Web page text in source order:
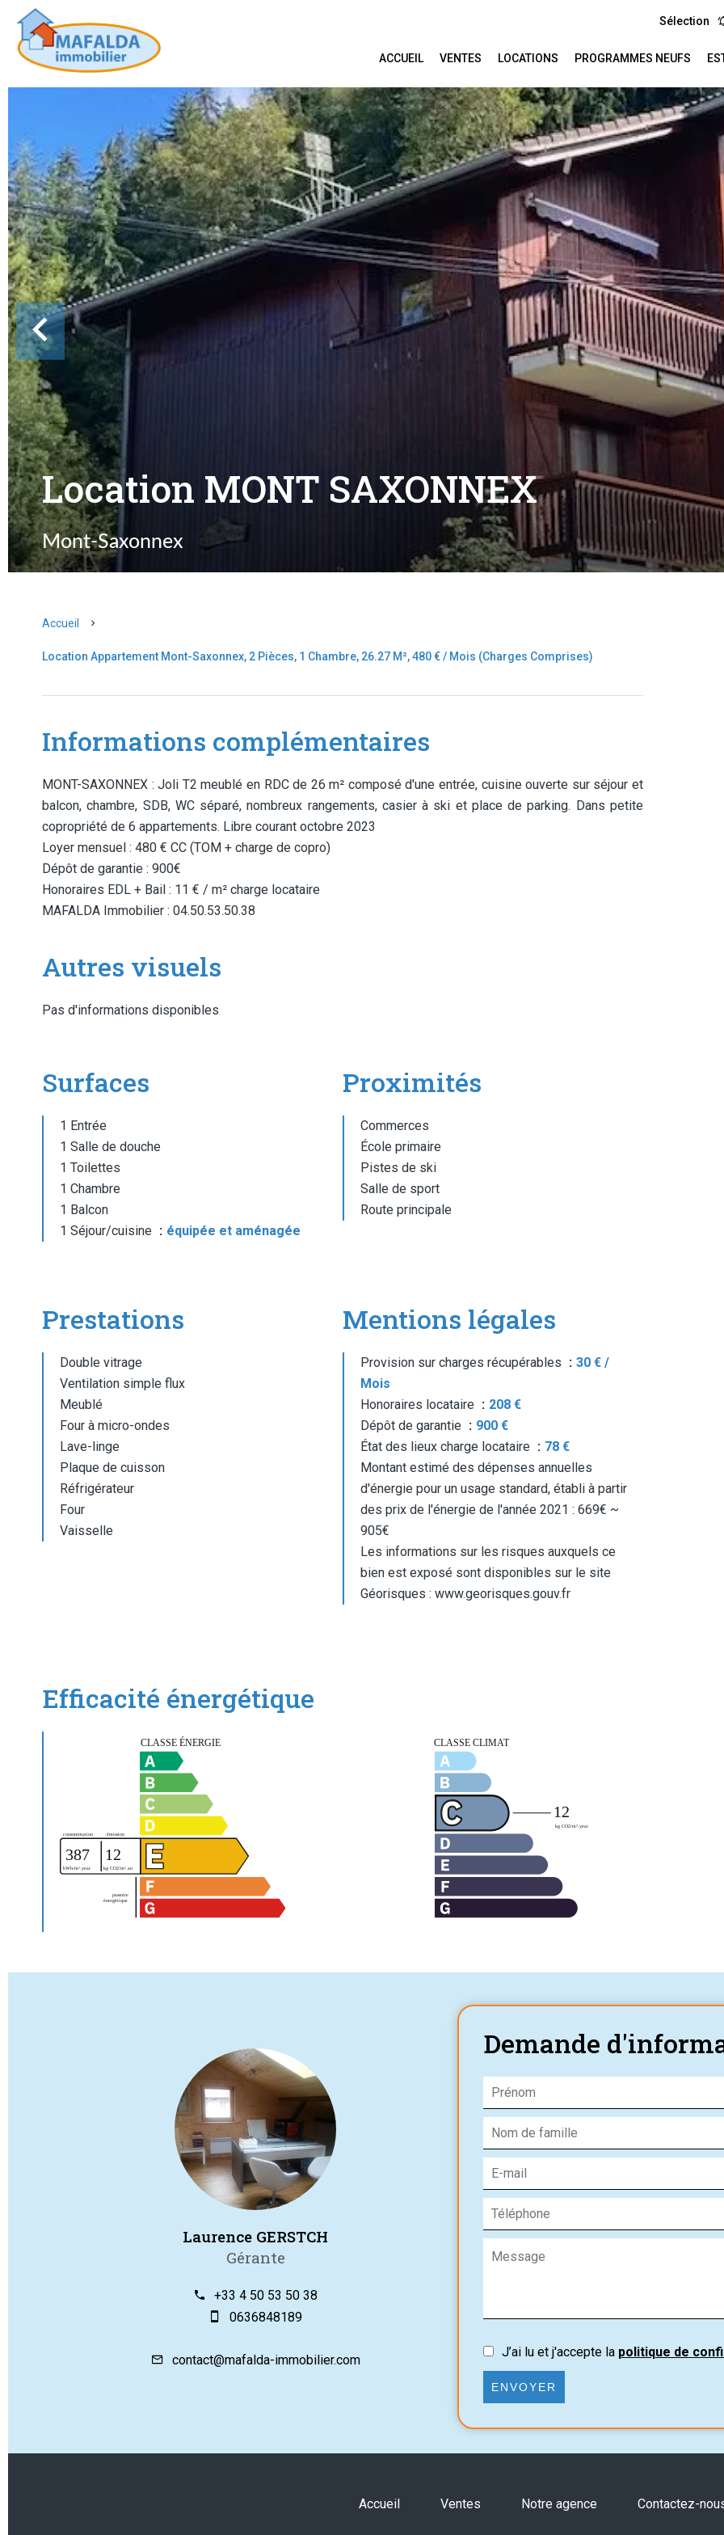
Sélection
ACCUEIL VENTES LOCATIONS PROGRAMMES NEUFS
Location MONT SAXONNEX
Mont-Saxonnex
Accueil
Location Appartement Mont-Saxonnex, 2 Pièces, 1 Chambre, 26.27 M², 480 € / Mois (Charges Comprises)
Informations complémentaires
MONT-SAXONNEX : Joli T2 meublé en RDC de 26 m² composé d'une entrée, cuisine ouverte sur séjour et
balcon, chambre, SDB, WC séparé, nombreux rangements, casier à ski et place de parking. Dans petite
copropriété de 6 appartements. Libre courant octobre 2023
Loyer mensuel : 480 € CC (TOM + charge de copro)
Dépôt de garantie : 900€
Honoraires EDL + Bail : 11 € / m² charge locataire
MAFALDA Immobilier : 04.50.53.50.38
Autres visuels
Pas d'informations disponibles
Surfaces
1 Entrée
1 Salle de douche
1 Toilettes
1 Chambre
1 Balcon
1 Séjour/cuisine
équipée et aménagée
Proximités
Commerces
École primaire
Pistes de ski
Salle de sport
Route principale
Prestations
Double vitrage
Ventilation simple flux
Meublé
Four à micro-ondes
Lave-linge
Plaque de cuisson
Réfrigérateur
Four
Vaisselle
Mentions légales
Provision sur charges récupérables
30 € /
Mois
Honoraires locataire
208 €
Dépôt de garantie
900 €
État des lieux charge locataire
78 €
Montant estimé des dépenses annuelles
d'énergie pour un usage standard, établi à partir
des prix de l'énergie de l'année 2021 : 669€ ~
905€
Les informations sur les risques auxquels ce
bien est exposé sont disponibles sur le site
Géorisques : www.georisques.gouv.fr
Efficacité énergétique
Laurence GERSTCH
Gérante
+33 4 50 53 50 38
0636848189
contact@mafalda-immobilier.com
Demande
J’ai lu et j'accepte la politique de
ENVOYER
Accueil Ventes Notre agence Contactez-